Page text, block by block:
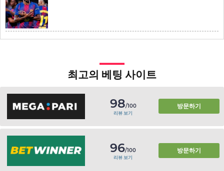
최고의 베팅 사이트
98/100
리뷰 보기
방문하기
96/100
리뷰 보기
방문하기